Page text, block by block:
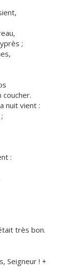
;
coucher.
nuit vient :
:
très bon.
Seigneur ! +